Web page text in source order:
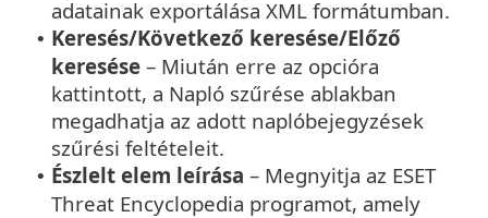
adatainak exportálása XML formátumban.
• Keresés/Következő keresése/Előző
keresése – Miután erre az opcióra
kattintott, a Napló szűrése ablakban
megadhatja az adott naplóbejegyzések
szűrési feltételeit.
• Észlelt elem leírása – Megnyitja az ESET
Threat Encyclopedia programot, amely